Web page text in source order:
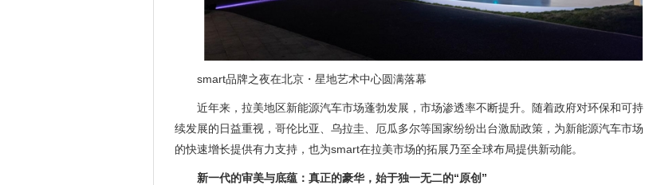
smart品牌之夜在北京・星地艺术中心圆满落幕
近年来，拉美地区新能源汽车市场蓬勃发展，市场渗透率不断提升。随着政府对环保和可持
续发展的日益重视，哥伦比亚、乌拉圭、厄瓜多尔等国家纷纷出台激励政策，为新能源汽车市场
的快速增长提供有力支持，也为smart在拉美市场的拓展乃至全球布局提供新动能。
新一代的审美与底蕴：真正的豪华，始于独一无二的“原创 ”